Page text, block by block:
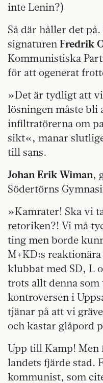
inte Lenin?)
Så där håller det
signaturenFredrik
Kommunistiska
för att ogenerat
»Det är tydligt att
lösningen måste bli
infiltratörerna om
sikt«, manar
till sans.
Johan Erik Wiman,
Södertörns
»Kamrater! Ska vi
retoriken?! Vi må
ting men borde
M+KD:s
klubbat med SD, L
trots allt denna
kontroversen i
tjänar på att vi
och kastar glåpord
Upp till Kamp! Men
landets fjärde stad.
kommunist, som